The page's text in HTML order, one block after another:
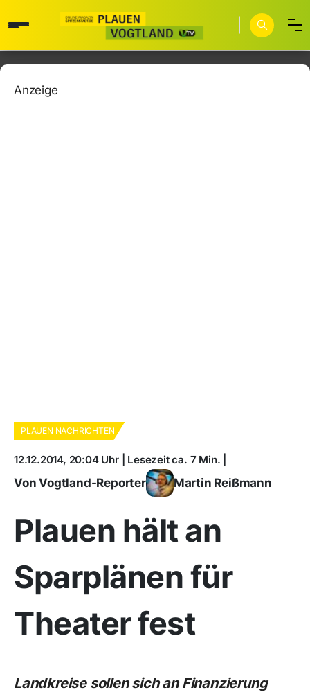
Anzeige
PLAUEN NACHRICHTEN
12.12.2014, 20:04 Uhr | Lesezeit ca. 7 Min. |
Von Vogtland-Reporter Martin Reißmann
Plauen hält an
Sparplänen für
Theater fest
Landkreise sollen sich an Finanzierung